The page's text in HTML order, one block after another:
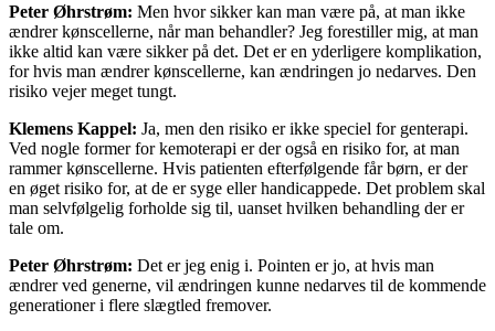
Peter Øhrstrøm: Men hvor sikker kan man være på, at man ikke
ændrer kønscellerne, når man behandler? Jeg forestiller mig, at man
ikke altid kan være sikker på det. Det er en yderligere komplikation,
for hvis man ændrer kønscellerne, kan ændringen jo nedarves. Den
risiko vejer meget tungt.
Klemens Kappel: Ja, men den risiko er ikke speciel for genterapi.
Ved nogle former for kemoterapi er der også en risiko for, at man
rammer kønscellerne. Hvis patienten efterfølgende får børn, er der
en øget risiko for, at de er syge eller handicappede. Det problem skal
man selvfølgelig forholde sig til, uanset hvilken behandling der er
tale om.
Peter Øhrstrøm: Det er jeg enig i. Pointen er jo, at hvis man
ændrer ved generne, vil ændringen kunne nedarves til de kommende
generationer i flere slægtled fremover.